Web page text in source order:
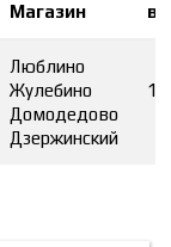
Магазин
во
Люблино
Жулебино
Домодедово
Дзержинский
1